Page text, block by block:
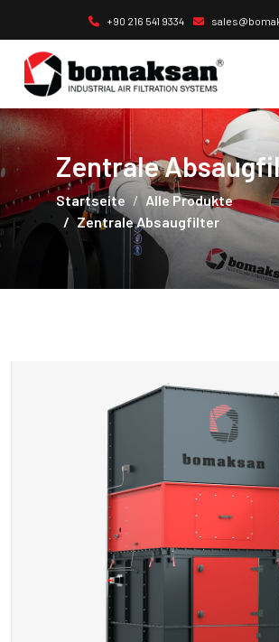
+90 216 541 9334
Zentrale
Startseite
Alle Produkte
Zentrale Absaugfilter